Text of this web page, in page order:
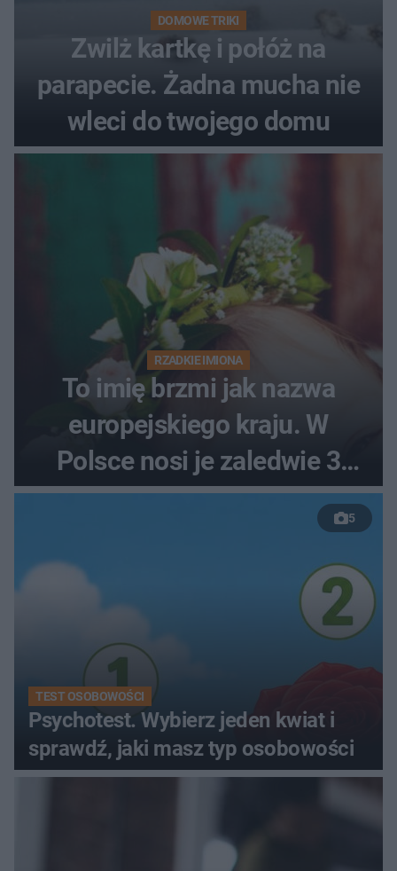
DOMOWE TRIKI
Zwilż kartkę i połóż na
parapecie. Żadna mucha nie
wleci do twojego domu
RZADKIE IMIONA
To imię brzmi jak nazwa
europejskiego kraju. W
Polsce nosi je zaledwie 3
kobiety
5
TEST OSOBOWOŚCI
Psychotest. Wybierz jeden kwiat i
sprawdź, jaki masz typ osobowości